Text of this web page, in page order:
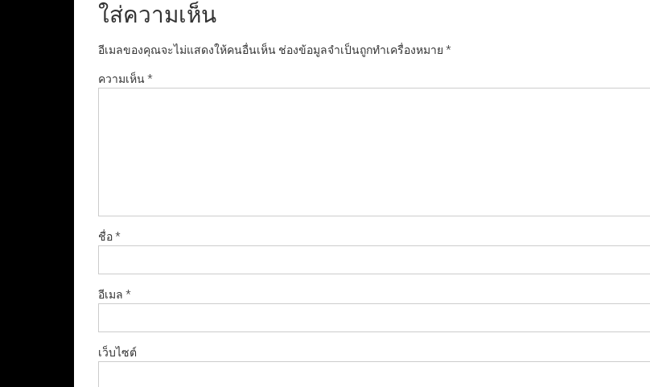
ใส่ความเห็น
อีเมลของคุณจะไม่แสดงให้คนอื่นเห็น ช่องข้อมูลจำเป็นถูกทำเครื่องหมาย *
ความเห็น*
ชื่อ*
อีเมล *
เว็บไซต์